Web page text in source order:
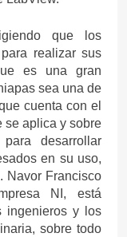
que los
realizar sus
es una gran
sea una de
cuenta con el
se aplica y sobre
desarrollar
en su uso,
Navor Francisco
NI, está
ingenieros y los
sobre todo